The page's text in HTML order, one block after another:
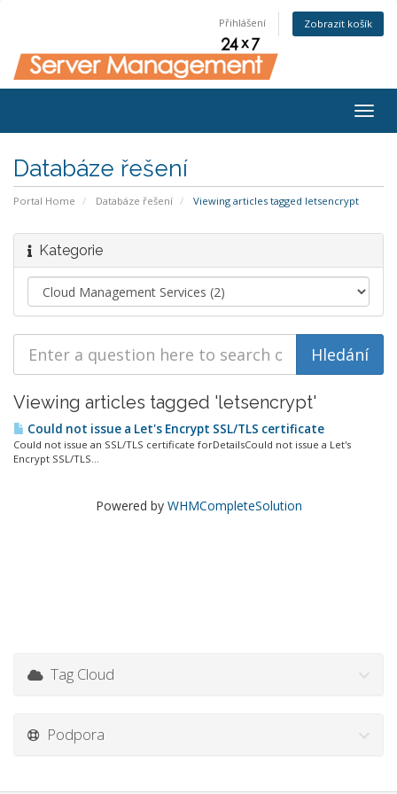
Přihlášení Zobrazit košík
Databáze řešení
Portal Home Databáze řešení Viewing articles tagged letsencrypt
Kategorie
Viewing articles tagged 'letsencrypt'
Could not issue a Let's Encrypt SSL/TLS certificate
Could not issue an SSL/TLS certificate forDetailsCould not issue a Let's
Encrypt SSL/TLS...
Powered by WHMCompleteSolution
Tag Cloud
Podpora